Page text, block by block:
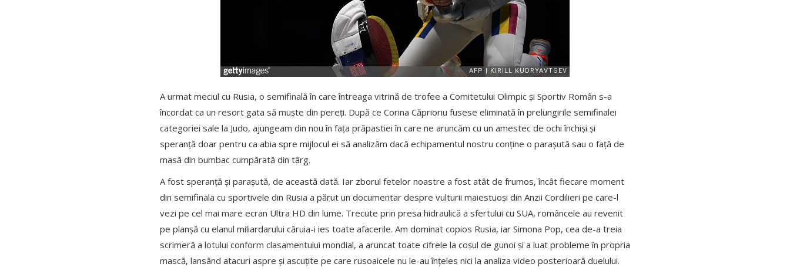
A urmat meciul cu Rusia, o semifinală în care întreaga vitrină de trofee a Comitetului Olimpic și Sportiv Român s-a
încordat ca un resort gata să muște din pereți. După ce Corina Căprioriu fusese eliminată în prelungirile semifinalei
categoriei sale la Judo, ajungeam din nou în fața prăpastiei în care ne aruncăm cu un amestec de ochi închiși și
speranță doar pentru ca abia spre mijlocul ei să analizăm dacă echipamentul nostru conține o parașută sau o față de
masă din bumbac cumpărată din târg.
A fost speranță și parașută, de această dată. Iar zborul fetelor noastre a fost atât de frumos, încât fiecare moment
din semifinala cu sportivele din Rusia a părut un documentar despre vulturii maiestuoși din Anzii Cordilieri pe care-l
vezi pe cel mai mare ecran Ultra HD din lume. Trecute prin presa hidraulică a sfertului cu SUA, româncele au revenit
pe planșă cu elanul miliardarului căruia-i ies toate afacerile. Am dominat copios Rusia, iar Simona Pop, cea de-a treia
scrimeră a lotului conform clasamentului mondial, a aruncat toate cifrele la coșul de gunoi și a luat probleme în propria
mască, lansând atacuri aspre și ascuțite pe care rusoaicele nu le-au înțeles nici la analiza video posterioară duelului.